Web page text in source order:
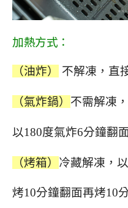
加熱方式：
（油炸） 不解凍，直
（氣炸鍋） 不需解凍
以180度氣炸6分鐘翻
（烤箱） 冷藏解凍，
烤10分鐘翻面再烤10